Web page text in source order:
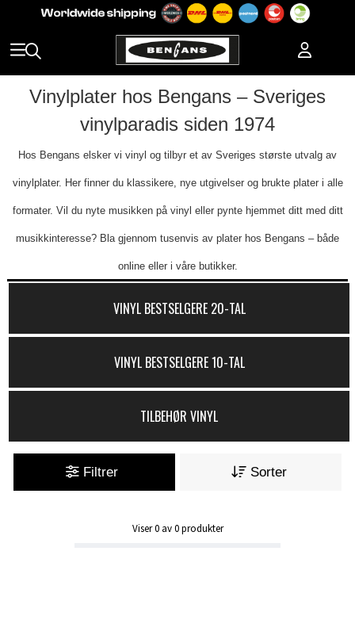
Vinylplater hos Bengans – Sveriges
vinylparadis siden 1974
Hos Bengans elsker vi vinyl og tilbyr et av Sveriges største utvalg av
vinylplater. Her finner du klassikere, nye utgivelser og brukte plater i alle
formater. Vil du nyte musikken på vinyl eller pynte hjemmet ditt med ditt
musikkinteresse? Bla gjennom tusenvis av plater hos Bengans – både
online eller i våre butikker.
VINYL BESTSELGERE 20-TAL
VINYL BESTSELGERE 10-TAL
TILBEHØR VINYL
Filtrer Sorter
Viser0av0produkter